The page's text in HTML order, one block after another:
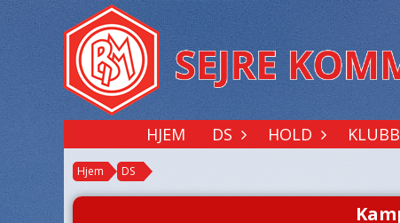
HJEM DS HOLD
Hjem DS